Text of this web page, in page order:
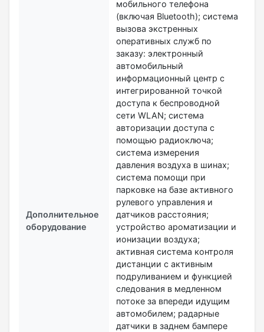
Дополнительное
оборудование
мобильного телефона
(включая Bluetooth); система
вызова экстренных
оперативных служб по
заказу: электронный
автомобильный
информационный центр с
интегрированной точкой
доступа к беспроводной
сети WLAN; система
авторизации доступа с
помощью радиоключа;
система измерения
давления воздуха в шинах;
система помощи при
парковке на базе активного
рулевого управления и
датчиков расстояния;
устройство ароматизации и
ионизации воздуха;
активная система контроля
дистанции с активным
подруливанием и функцией
следования в медленном
потоке за впереди идущим
автомобилем; радарные
датчики в заднем бампере